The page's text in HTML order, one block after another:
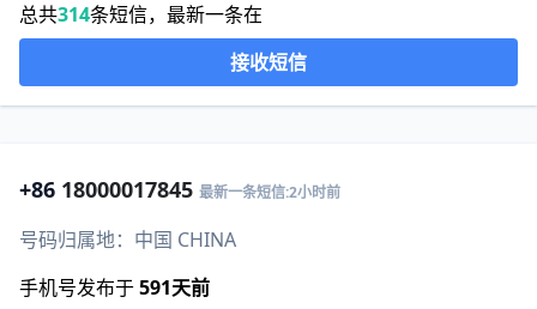
总共314条短信，最新一条在
接收短信
+86 18000017845 最新一条短信:2小时前
号码归属地：中国 CHINA
手机号发布于591天前